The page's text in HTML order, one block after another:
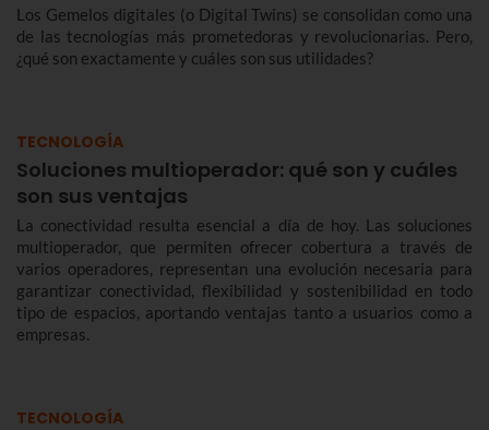
Los Gemelos digitales (o Digital Twins) se consolidan como una
de las tecnologías más prometedoras y revolucionarias. Pero,
¿qué son exactamente y cuáles son sus utilidades?
TECNOLOGÍA
Soluciones multioperador: qué son y cuáles
son sus ventajas
La conectividad resulta esencial a día de hoy. Las soluciones
multioperador, que permiten ofrecer cobertura a través de
varios operadores, representan una evolución necesaria para
garantizar conectividad, flexibilidad y sostenibilidad en todo
tipo de espacios, aportando ventajas tanto a usuarios como a
empresas.
TECNOLOGÍA